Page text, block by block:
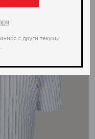
с други текущи